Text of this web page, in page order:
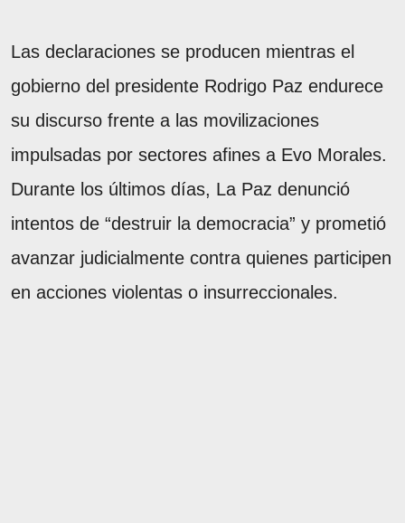
Las declaraciones se producen mientras el
gobierno del presidente Rodrigo Paz endurece
su discurso frente a las movilizaciones
impulsadas por sectores afines a Evo Morales.
Durante los últimos días, La Paz denunció
intentos de “destruir la democracia” y prometió
avanzar judicialmente contra quienes participen
en acciones violentas o insurreccionales.